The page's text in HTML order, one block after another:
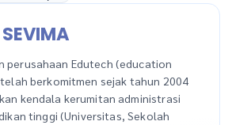
perusahaan Edutech (education
berkomitmen sejak tahun 2004
kendala kerumitan administrasi
tinggi (Universitas, Sekolah